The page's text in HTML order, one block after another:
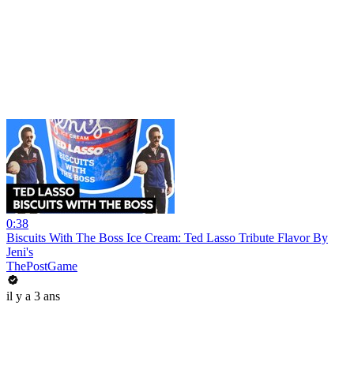
0:38
Biscuits With The Boss Ice Cream: Ted Lasso Tribute Flavor By
Jeni's
ThePostGame
il y a 3 ans